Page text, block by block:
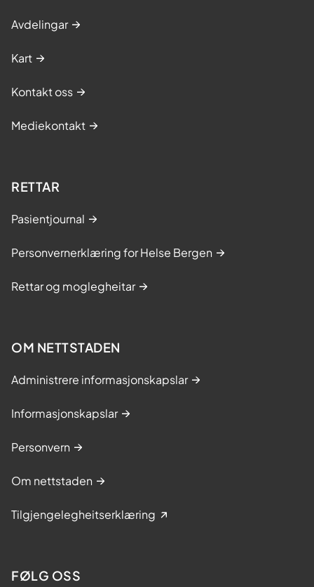
Avdelingar
Kart
Kontakt oss
Mediekontakt
RETTAR
Pasientjournal
Personvernerklæring for Helse Bergen
Rettar og moglegheitar
OM NETTSTADEN
Administrere informasjonskapslar
Informasjonskapslar
Personvern
Om nettstaden
Tilgjengelegheitserklæring
FØLG OSS